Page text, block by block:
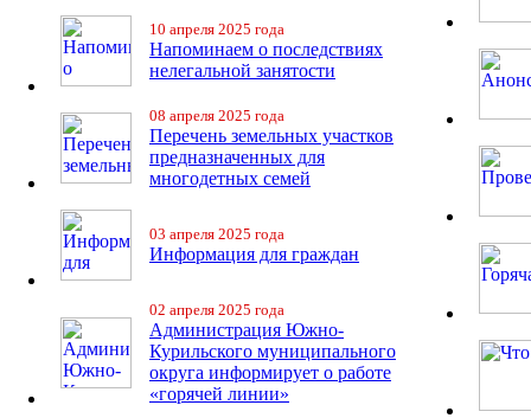
10 апреля 2025 года
Напоминаем о последствиях
нелегальной занятости
08 апреля 2025 года
Перечень земельных участков
предназначенных для
многодетных семей
03 апреля 2025 года
Информация для граждан
02 апреля 2025 года
Администрация Южно-
Курильского муниципального
округа информирует о работе
«горячей линии»